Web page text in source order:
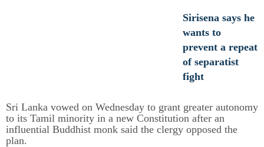
Sirisena says he
wants to
prevent a repeat
of separatist
fight
Sri Lanka vowed on Wednesday to grant greater autonomy
to its Tamil minority in a new Constitution after an
influential Buddhist monk said the clergy opposed the
plan.